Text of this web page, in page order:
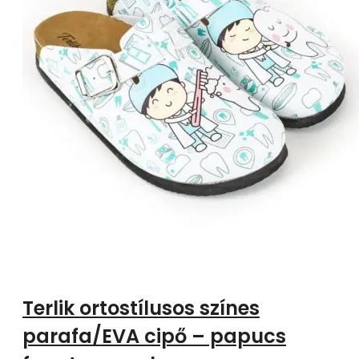
Terlik ortostílusos színes
parafa/EVA cipő – papucs